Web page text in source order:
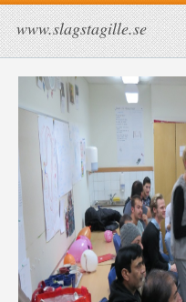
www.slagstagille.se